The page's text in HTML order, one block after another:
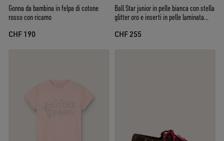
Gonna da bambina in felpa di cotone
rosso con ricamo
CHF 190
Ball Star junior in pelle bianca con stella
glitter oro e inserti in pelle laminata
CHF 255